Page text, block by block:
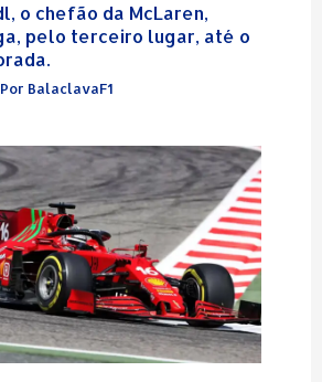
o chefão da McLaren,
pelo terceiro lugar, até o
BalaclavaF1